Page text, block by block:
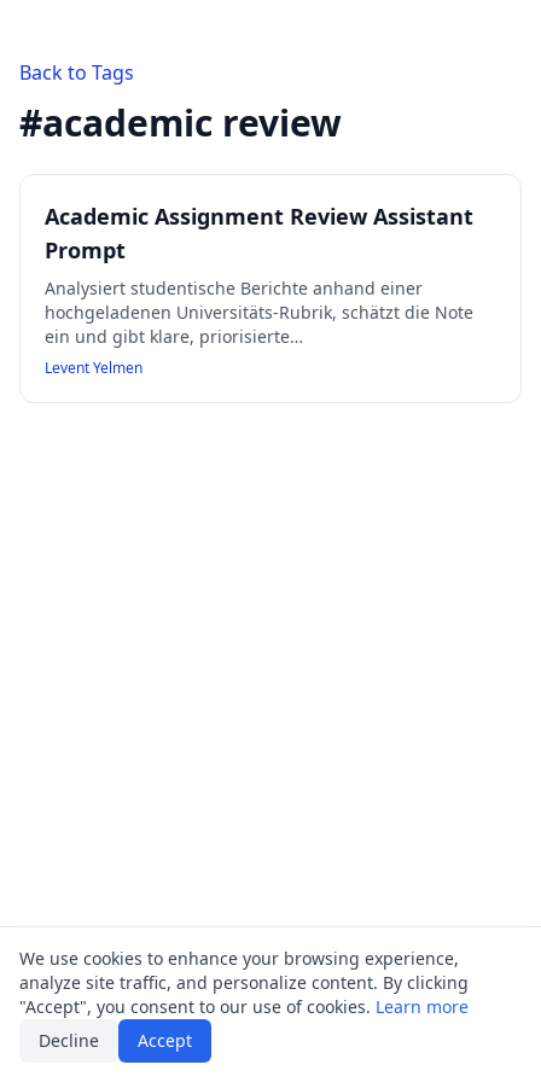
Back to Tags
#academic review
Academic Assignment Review Assistant
Prompt
Analysiert studentische Berichte anhand einer
hochgeladenen Universitäts-Rubrik, schätzt die Note
ein und gibt klare, priorisierte
Verbesserungsvorschläge mit Belegen aus den
und fordert bei fehlenden Informationen gezielt nach.
Levent Yelmen
We use cookies to enhance your browsing experience,
analyze site traffic, and personalize content. By clicking
"Accept", you consent to our use of cookies. Learn more
Decline
Accept